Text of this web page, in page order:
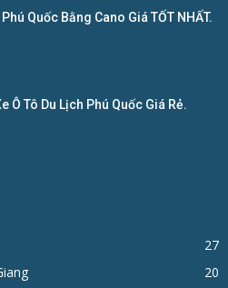
Quốc Bằng Cano Giá TỐT NHẤT.
Ô Tô Du Lịch Phú Quốc Giá Rẻ.
27
20